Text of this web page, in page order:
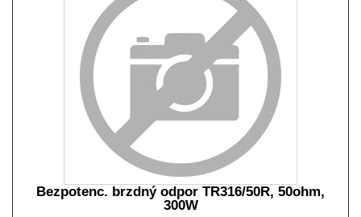
Bezpotenc. brzdný odpor TR316/50R, 50ohm,
300W